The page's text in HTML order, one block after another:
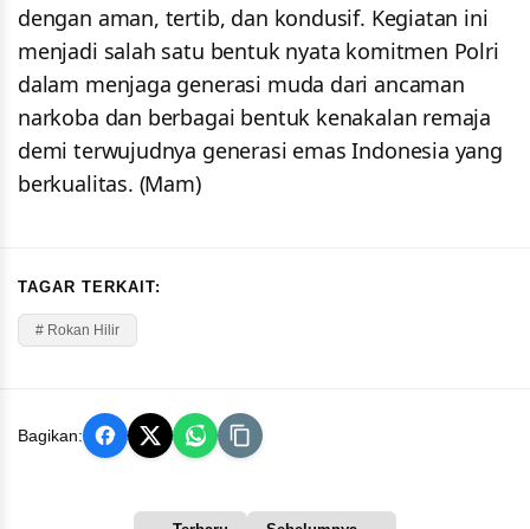
dengan aman, tertib, dan kondusif. Kegiatan ini
menjadi salah satu bentuk nyata komitmen Polri
dalam menjaga generasi muda dari ancaman
narkoba dan berbagai bentuk kenakalan remaja
demi terwujudnya generasi emas Indonesia yang
berkualitas. (Mam)
TAGAR TERKAIT:
# Rokan Hilir
Bagikan: